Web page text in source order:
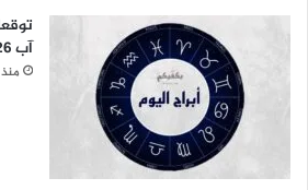
آب 2026
منذ 15 ساعة